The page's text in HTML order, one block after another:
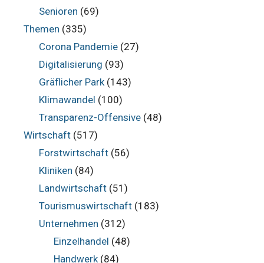
Senioren (69)
Themen (335)
Corona Pandemie(27)
Digitalisierung (93)
Gräflicher Park(143)
Klimawandel (100)
Transparenz-Offensive(48)
Wirtschaft (517)
Forstwirtschaft(56)
Kliniken (84)
Landwirtschaft(51)
Tourismuswirtschaft(183)
Unternehmen (312)
Einzelhandel (48)
Handwerk(84)